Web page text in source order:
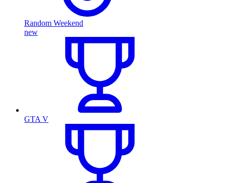
Random Weekend
new
GTA V